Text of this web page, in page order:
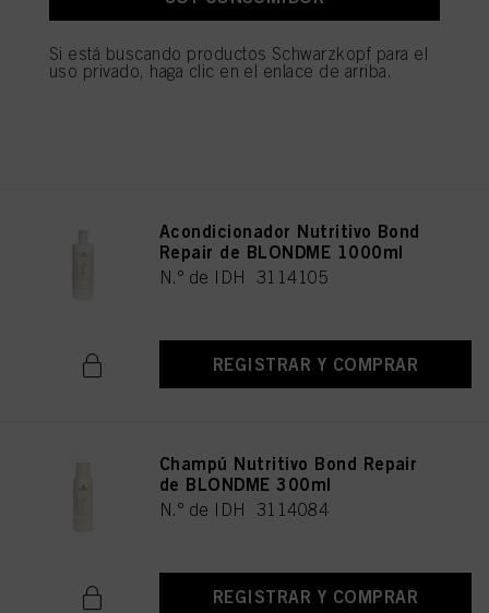
Repair de BLONDME 1000ml
N.º de IDH 3119768
Acondicionador Nutritivo Bond
Repair de BLONDME 1000ml
N.º de IDH 3114105
REGISTRAR Y COMPRAR
Champú Nutritivo Bond Repair
de BLONDME 300ml
N.º de IDH 3114084
REGISTRAR Y COMPRAR
Si está buscando productos Schwarzkopf para el
uso privado, haga clic en el enlace de arriba.